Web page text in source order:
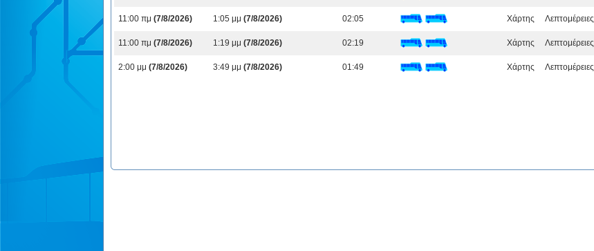
11:00 πμ (7/8/2026) 1:05 μμ (7/8/2026) 02:05 Χάρτης Λεπτομέρειες
11:00 πμ (7/8/2026) 1:19 μμ (7/8/2026) 02:19 Χάρτης Λεπτομέρειες
2:00 μμ (7/8/2026) 3:49 μμ (7/8/2026) 01:49 Χάρτης Λεπτομέρειες